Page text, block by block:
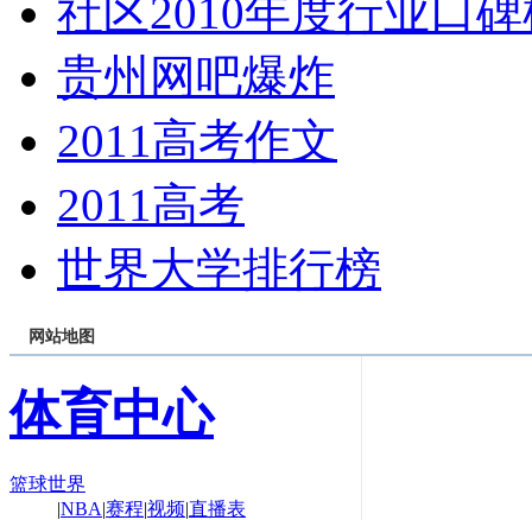
社区2010年度行业口
贵州网吧爆炸
2011高考作文
2011高考
世界大学排行榜
网站地图
体育中心
篮球世界
|NBA|赛程|视频|直播表